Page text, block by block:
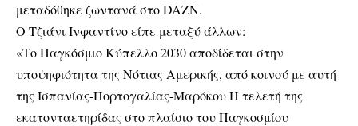
μεταδόθηκε ζωντανά στο DAZN.
Ο Τζιάνι Ινφαντίνο είπε μεταξύ άλλων:
«Το Παγκόσμιο Κύπελλο 2030 αποδίδεται στην
υποψηφιότητα της Νότιας Αμερικής, από κοινού με αυτή
της Ισπανίας-Πορτογαλίας-Μαρόκου Η τελετή της
εκατονταετηρίδας στο πλαίσιο του Παγκοσμίου